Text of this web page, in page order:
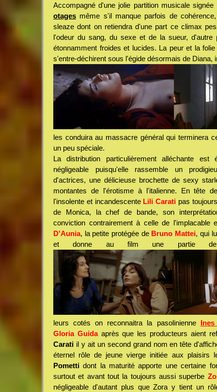
Accompagné d'une jolie partition musicale signée
otages même s'il manque parfois de
sleaze dont on retiendra d'une part ce climax
l'odeur du sang, du sexe et de la sueur, d'autre
étonnamment froides et lucides. La peur et la
s'entre-déchirent sous l'égide désormais de Diana,
les conduira au massacre général qui terminera
un peu spéciale.
La distribution particulièrement alléchante est
négligeable puisqu'elle rassemble un
d'actrices, une délicieuse brochette de sexy
montantes de l'érotisme à l'italienne. En tête
l'insolente et incandescente Lili Carati pas
de Monica, la chef de bande, son
conviction contrairement à celle de
D'Aunia, la petite protégée de Bruno Mattei, qui
et donne au film une partie
leurs cotés on reconnaitra la pasolinienne
Gloria Guidaaprès que les producteurs aient
Carati il y ait un second grand nom en tête
éternel rôle de jeune vierge initiée aux plaisirs
Pometti dont la maturité apporte une certaine
surtout et avant tout la toujours aussi superbe
négligeable d'autant plus que Zora y tient un